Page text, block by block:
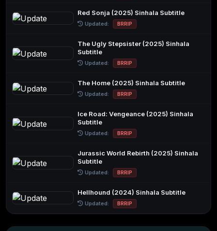
Red Sonja (2025) Sinhala Subtitle
Updated: BRRIP
The Ugly Stepsister (2025) Sinhala
Subtitle
Updated: BRRIP
The Home (2025) Sinhala Subtitle
Updated: BRRIP
Ice Road: Vengeance (2025) Sinhala
Subtitle
Updated: BRRIP
Jurassic World Rebirth (2025) Sinhala
Subtitle
Updated: BRRIP
Hellhound (2024) Sinhala Subtitle
Updated: BRRIP